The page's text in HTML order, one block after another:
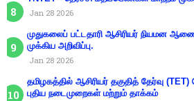
Jan 28 2026
முதுகலைப் பட்டதாரி ஆசிரியர் நியமன
முக்கிய அறிவிப்பு.
Jan 28 2026
தமிழகத்தில் ஆசிரியர் தகுதித் தேர்வு
புதிய நடைமுறைகள் மற்றும் தாக்கம்